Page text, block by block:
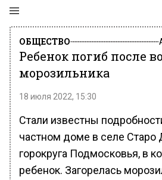
ОБЩЕСТВО
Ребенок погиб после
морозильника
18 июля 2022, 15:30
Стали известны
частном доме в селе Старо
горокруга Подмосковья, в
ребенок. Загорелась